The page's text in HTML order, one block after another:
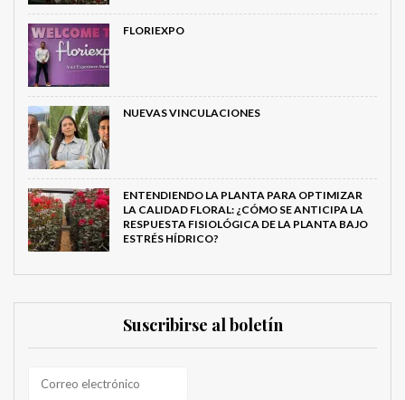
FLORIEXPO
NUEVAS VINCULACIONES
ENTENDIENDO LA PLANTA PARA OPTIMIZAR
LA CALIDAD FLORAL: ¿CÓMO SE ANTICIPA LA
RESPUESTA FISIOLÓGICA DE LA PLANTA BAJO
ESTRÉS HÍDRICO?
Suscribirse al boletín